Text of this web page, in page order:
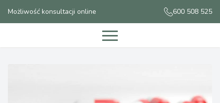
Możliwość konsultacji online 600 508 525